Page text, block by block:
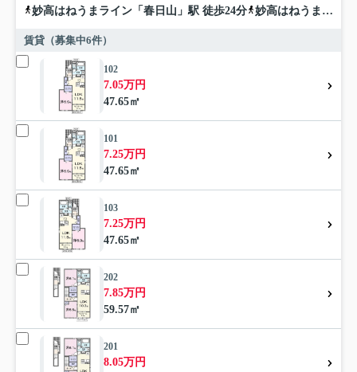
妙高はねうまライン 「 春日山 」駅 徒歩24分 妙高はねうまライン
賃貸（募集中6件）
102
7.05万円
47.65㎡
101
7.25万円
47.65㎡
103
7.25万円
47.65㎡
202
7.85万円
59.57㎡
201
8.05万円